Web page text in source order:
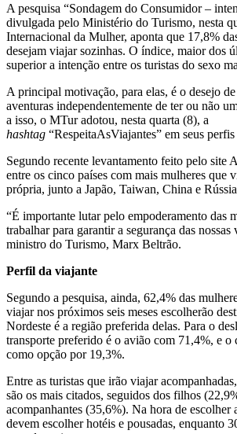
A pesquisa “Sondagem do Consumidor–
divulgada pelo Ministério do Turismo, nesta
Internacional da Mulher, aponta que 17,8%
desejam viajar sozinhas. O índice, maior dos
superior a intenção entre os turistas do sexo
A principal motivação, para elas, é o desejo
aventuras independentemente de ter ou não
a isso, o MTur adotou, nesta quarta (8), a
hashtag “RespeitaAsViajantes” em seus
Segundo recente levantamento feito pelo site
entre os cinco países com mais mulheres que
própria, junto a Japão, Taiwan, China e
“É importante lutar pelo empoderamento das
trabalhar para garantir a segurança das
ministro do Turismo, Marx Beltrão.
Perfil da viajante
Segundo a pesquisa, ainda, 62,4% das
viajar nos próximos seis meses escolherão
Nordeste é a região preferida delas. Para o
transporte preferido é o avião com 71,4%, e o
como opção por 19,3%.
Entre as turistas que irão viajar
são os mais citados, seguidos dos filhos
acompanhantes (35,6%). Na hora de escolher
devem escolher hotéis e pousadas, enquanto